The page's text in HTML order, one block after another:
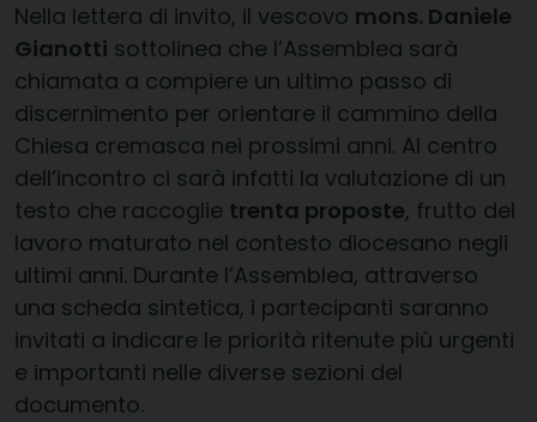
Nella lettera di invito, il vescovo mons. Daniele
Gianotti sottolinea che l’Assemblea sarà
chiamata a compiere un ultimo passo di
discernimento per orientare il cammino della
Chiesa cremasca nei prossimi anni. Al centro
dell’incontro ci sarà infatti la valutazione di un
testo che raccoglie trenta proposte, frutto del
lavoro maturato nel contesto diocesano negli
ultimi anni. Durante l’Assemblea, attraverso
una scheda sintetica, i partecipanti saranno
invitati a indicare le priorità ritenute più urgenti
e importanti nelle diverse sezioni del
documento.